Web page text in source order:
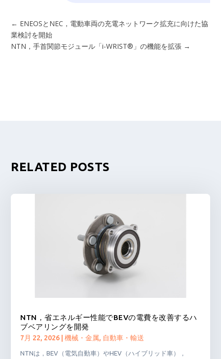
← ENEOSとNEC，電動車両の充電ネットワーク拡充に向けた協
業検討を開始
NTN，手首関節モジュール「i-WRIST®」の機能を拡張 →
RELATED POSTS
NTN，省エネルギー性能でBEVの電費を改善するハ
ブベアリングを開発
7月 22, 2026 |機械・金属, 自動車・輸送
NTNは，BEV（電気自動車）やHEV（ハイブリッド車），